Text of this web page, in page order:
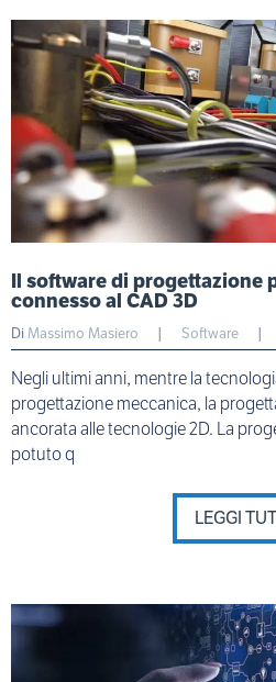
Il software di progettazione
connesso al CAD 3D
DiMassimo Masiero | Software |
Negli ultimi anni, mentre la
progettazione meccanica, la
ancorata alle tecnologie 2D. La
potuto q
LEGGI